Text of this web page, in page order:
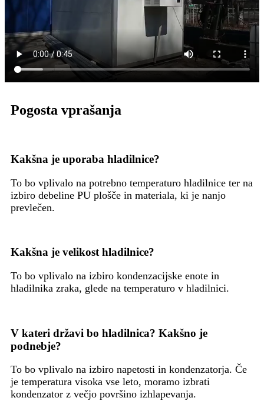
Pogosta vprašanja
Kakšna je uporaba hladilnice?
To bo vplivalo na potrebno temperaturo hladilnice ter na
izbiro debeline PU plošče in materiala, ki je nanjo
prevlečen.
Kakšna je velikost hladilnice?
To bo vplivalo na izbiro kondenzacijske enote in
hladilnika zraka, glede na temperaturo v hladilnici.
V kateri državi bo hladilnica? Kakšno je
podnebje?
To bo vplivalo na izbiro napetosti in kondenzatorja. Če
je temperatura visoka vse leto, moramo izbrati
kondenzator z večjo površino izhlapevanja.